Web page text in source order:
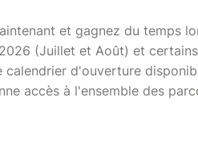
et gagnez du temps
(Juillet et Août) et
calendrier d'ouverture
accès à l'ensemble des